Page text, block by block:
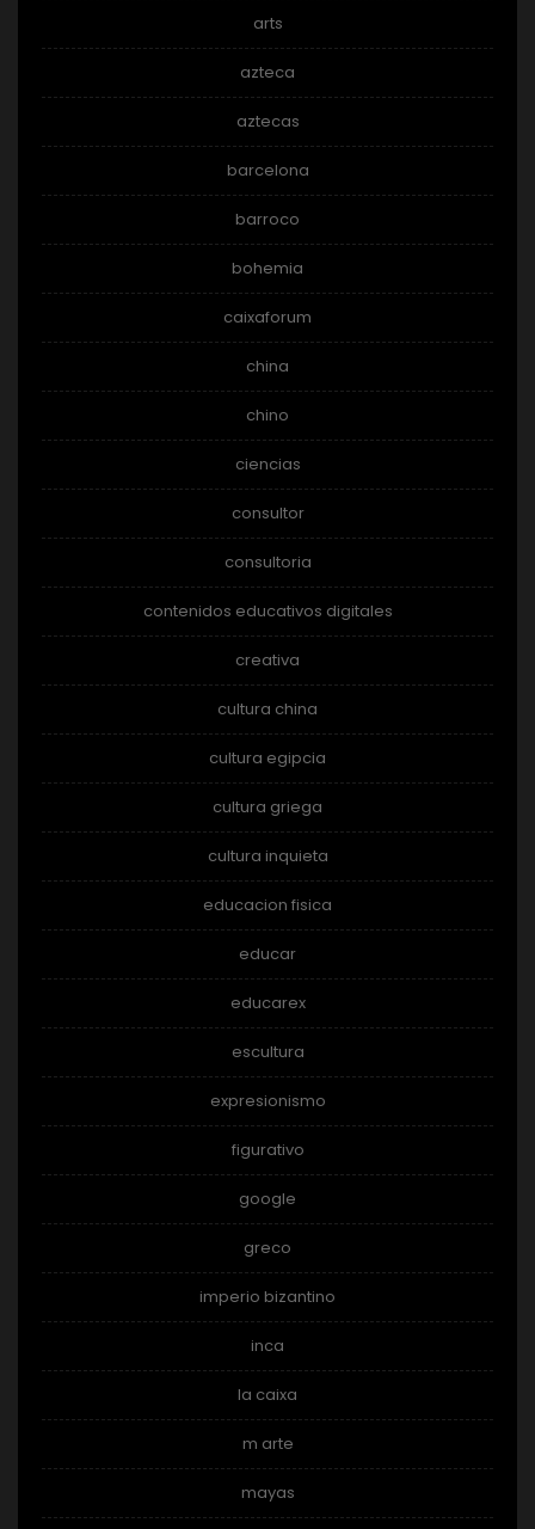
arts
azteca
aztecas
barcelona
barroco
bohemia
caixaforum
china
chino
ciencias
consultor
consultoria
contenidos educativos digitales
creativa
cultura china
cultura egipcia
cultura griega
cultura inquieta
educacion fisica
educar
educarex
escultura
expresionismo
figurativo
google
greco
imperio bizantino
inca
la caixa
m arte
mayas